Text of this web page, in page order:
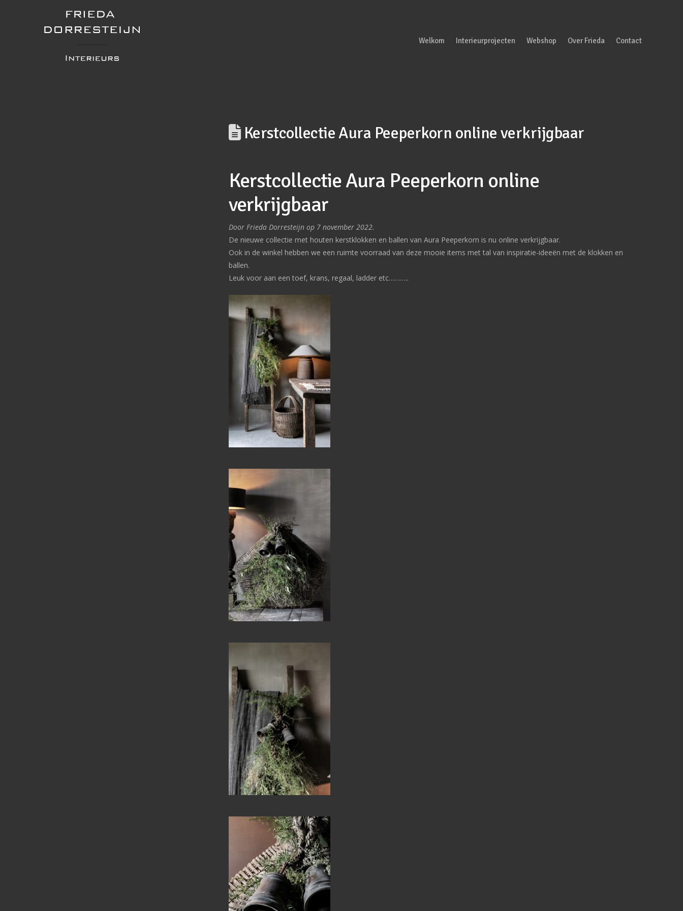
Welkom Interieurprojecten Webshop Over Frieda Contact
Kerstcollectie Aura Peeperkorn online verkrijgbaar
Kerstcollectie Aura Peeperkorn online
verkrijgbaar
Door Frieda Dorresteijn op 7 november 2022.
De nieuwe collectie met houten kerstklokken en ballen van Aura Peeperkorn is nu online verkrijgbaar.
Ook in de winkel hebben we een ruimte voorraad van deze mooie items met tal van inspiratie-ideeën met de klokken en
ballen.
Leuk voor aan een toef, krans, regaal, ladder etc………..